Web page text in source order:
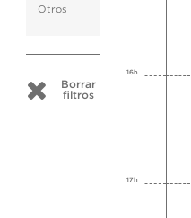
Otros
Borrar
filtros
16h
17h